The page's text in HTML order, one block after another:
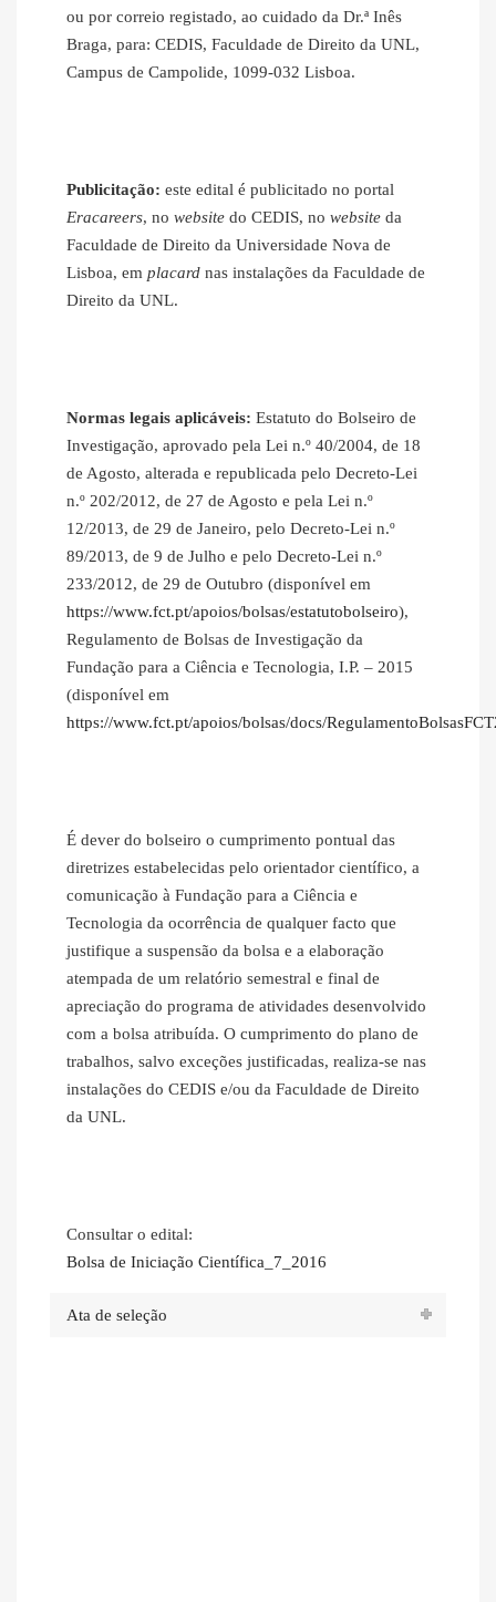
ou por correio registado, ao cuidado da Dr.ª Inês
Braga, para: CEDIS, Faculdade de Direito da UNL,
Campus de Campolide, 1099-032 Lisboa.
Publicitação: este edital é publicitado no portal
Eracareers, no website do CEDIS, no website da
Faculdade de Direito da Universidade Nova de
Lisboa, em placard nas instalações da Faculdade de
Direito da UNL.
Normas legais aplicáveis: Estatuto do Bolseiro de
Investigação, aprovado pela Lei n.º 40/2004, de 18
de Agosto, alterada e republicada pelo Decreto-Lei
n.º 202/2012, de 27 de Agosto e pela Lei n.º
12/2013, de 29 de Janeiro, pelo Decreto-Lei n.º
89/2013, de 9 de Julho e pelo Decreto-Lei n.º
233/2012, de 29 de Outubro (disponível em
https://www.fct.pt/apoios/bolsas/estatutobolseiro),
Regulamento de Bolsas de Investigação da
Fundação para a Ciência e Tecnologia, I.P. – 2015
(disponível em
https://www.fct.pt/apoios/bolsas/docs/
É dever do bolseiro o cumprimento pontual das
diretrizes estabelecidas pelo orientador científico, a
comunicação à Fundação para a Ciência e
Tecnologia da ocorrência de qualquer facto que
justifique a suspensão da bolsa e a elaboração
atempada de um relatório semestral e final de
apreciação do programa de atividades desenvolvido
com a bolsa atribuída. O cumprimento do plano de
trabalhos, salvo exceções justificadas, realiza-se nas
instalações do CEDIS e/ou da Faculdade de Direito
da UNL.
Consultar o edital:
Bolsa de Iniciação Científica_7_2016
Ata de seleção